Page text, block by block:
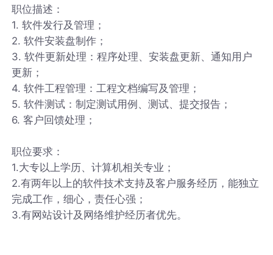
职位描述：
1. 软件发行及管理；
2. 软件安装盘制作；
3. 软件更新处理：程序处理、安装盘更新、通知用户
更新；
4. 软件工程管理：工程文档编写及管理；
5. 软件测试：制定测试用例、测试、提交报告；
6. 客户回馈处理；
职位要求：
1.大专以上学历、计算机相关专业；
2.有两年以上的软件技术支持及客户服务经历，能独立
完成工作，细心，责任心强；
3.有网站设计及网络维护经历者优先。